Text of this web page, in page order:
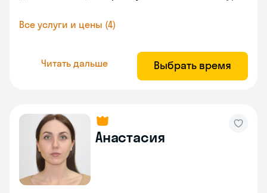
Все услуги и цены (4)
Читать дальше Выбрать время
Анастасия